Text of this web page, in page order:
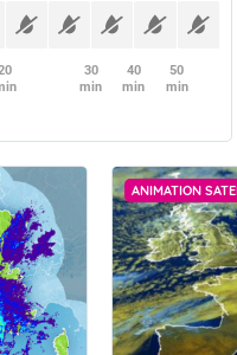
30
min
40
min
50
min
ANIMATION